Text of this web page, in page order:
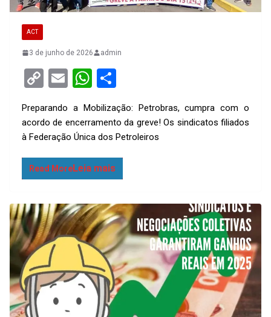
ACT
3 de junho de 2026 admin
C
py
Li
n
k
E
ail
W
at
s
A
p
ar
e
Preparando a Mobilização: Petrobras, cumpra com o
acordo de encerramento da greve! Os sindicatos filiados
à Federação Única dos Petroleiros
Read More